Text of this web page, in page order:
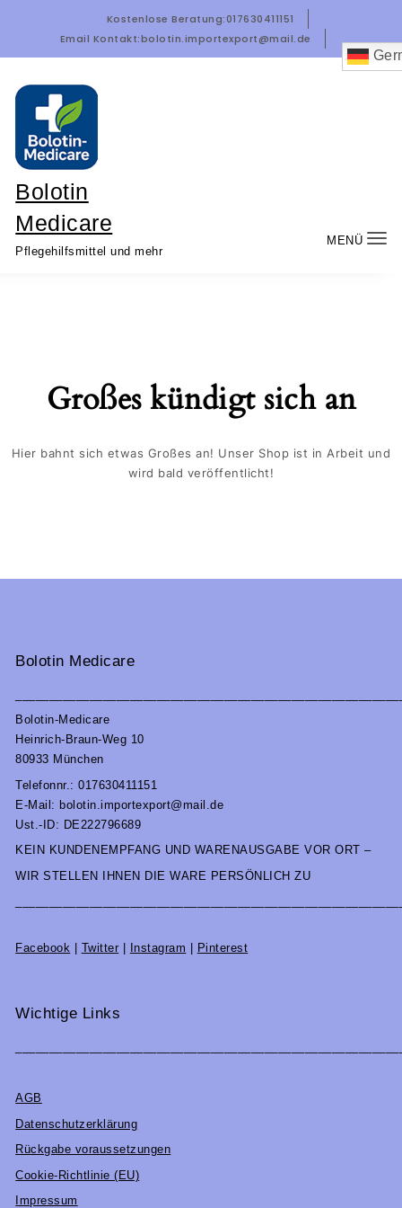
Kostenlose Beratung:017630411151
Email Kontakt:bolotin.importexport@mail.de
Bolotin
Medicare
Pflegehilfsmittel und mehr
MENÜ
Großes kündigt sich an
Hier bahnt sich etwas Großes an! Unser Shop ist in Arbeit und
wird bald veröffentlicht!
Bolotin Medicare
Bolotin-Medicare
Heinrich-Braun-Weg 10
80933 München
Telefonnr.: 017630411151
E-Mail: bolotin.importexport@mail.de
Ust.-ID: DE222796689
KEIN KUNDENEMPFANG UND WARENAUSGABE VOR ORT –
WIR STELLEN IHNEN DIE WARE PERSÖNLICH ZU
Facebook Twitter| Instagram Pinterest
Wichtige Links
AGB
Datenschutzerklärung
Rückgabe voraussetzungen
Cookie-Richtlinie (EU)
Impressum